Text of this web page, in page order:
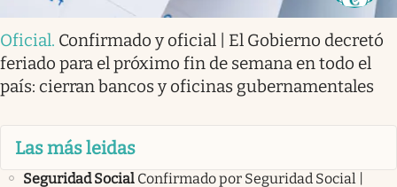
Oficial. Confirmado y oficial | El Gobierno decretó
feriado para el próximo fin de semana en todo el
país: cierran bancos y oficinas gubernamentales
Las más leidas
Seguridad Social Confirmado por Seguridad Social |